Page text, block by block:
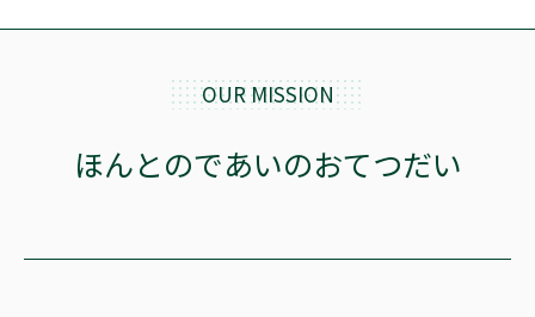
OUR MISSION
ほんとのであいのおてつだい